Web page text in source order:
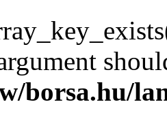
borsa.hu/